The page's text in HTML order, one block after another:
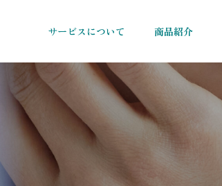
サービスについて 商品紹介